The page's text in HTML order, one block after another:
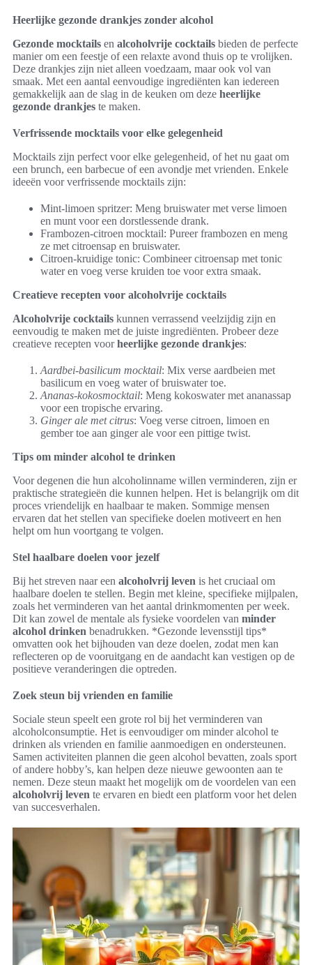
Heerlijke gezonde drankjes zonder alcohol
Gezonde mocktails en alcoholvrije cocktails bieden de perfecte
manier om een feestje of een relaxte avond thuis op te vrolijken.
Deze drankjes zijn niet alleen voedzaam, maar ook vol van
smaak. Met een aantal eenvoudige ingrediënten kan iedereen
gemakkelijk aan de slag in de keuken om deze heerlijke
gezonde drankjes te maken.
Verfrissende mocktails voor elke gelegenheid
Mocktails zijn perfect voor elke gelegenheid, of het nu gaat om
een brunch, een barbecue of een avondje met vrienden. Enkele
ideeën voor verfrissende mocktails zijn:
Mint-limoen spritzer: Meng bruiswater met verse limoen
en munt voor een dorstlessende drank.
Frambozen-citroen mocktail: Pureer frambozen en meng
ze met citroensap en bruiswater.
Citroen-kruidige tonic: Combineer citroensap met tonic
water en voeg verse kruiden toe voor extra smaak.
Creatieve recepten voor alcoholvrije cocktails
Alcoholvrije cocktails kunnen verrassend veelzijdig zijn en
eenvoudig te maken met de juiste ingrediënten. Probeer deze
creatieve recepten voorheerlijke gezonde drankjes:
Aardbei-basilicum mocktail: Mix verse aardbeien met
basilicum en voeg water of bruiswater toe.
Ananas-kokosmocktail: Meng kokoswater met ananassap
voor een tropische ervaring.
Ginger ale met citrus: Voeg verse citroen, limoen en
gember toe aan ginger ale voor een pittige twist.
Tips om minder alcohol te drinken
Voor degenen die hun alcoholinname willen verminderen, zijn er
praktische strategieën die kunnen helpen. Het is belangrijk om dit
proces vriendelijk en haalbaar te maken. Sommige mensen
ervaren dat het stellen van specifieke doelen motiveert en hen
helpt om hun voortgang te volgen.
Stel haalbare doelen voor jezelf
Bij het streven naar een alcoholvrij leven is het cruciaal om
haalbare doelen te stellen. Begin met kleine, specifieke mijlpalen,
zoals het verminderen van het aantal drinkmomenten per week.
Dit kan zowel de mentale als fysieke voordelen van minder
alcohol drinken benadrukken. *Gezonde levensstijl tips*
omvatten ook het bijhouden van deze doelen, zodat men kan
reflecteren op de vooruitgang en de aandacht kan vestigen op de
positieve veranderingen die optreden.
Zoek steun bij vrienden en familie
Sociale steun speelt een grote rol bij het verminderen van
alcoholconsumptie. Het is eenvoudiger om minder alcohol te
drinken als vrienden en familie aanmoedigen en ondersteunen.
Samen activiteiten plannen die geen alcohol bevatten, zoals sport
of andere hobby’s, kan helpen deze nieuwe gewoonten aan te
nemen. Deze steun maakt het mogelijk om de voordelen van een
alcoholvrij leven te ervaren en biedt een platform voor het delen
van succesverhalen.